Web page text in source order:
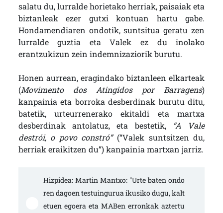
salatu du, lurralde horietako herriak, paisaiak eta
biztanleak ezer gutxi kontuan hartu gabe.
Hondamendiaren ondotik, suntsitua geratu zen
lurralde guztia eta Valek ez du inolako
erantzukizun zein indemnizaziorik burutu.
Honen aurrean, eragindako biztanleen elkarteak
(Movimento dos Atingidos por Barragens)
kanpainia eta borroka desberdinak burutu ditu,
batetik, urteurrenerako ekitaldi eta martxa
desberdinak antolatuz, eta bestetik, “A Vale
destrói, o povo constró”(“Valek suntsitzen du,
herriak eraikitzen du”) kanpainia martxan jarriz.
Hizpidea: Martin Mantxo: "Urte baten ondo
ren dagoen testuingurua ikusiko dugu, kalt
etuen egoera eta MABen erronkak aztertu